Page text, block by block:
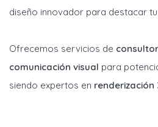
diseño innovador para destacar
Ofrecemos servicios de
comunicación visual para
siendo expertos en renderización